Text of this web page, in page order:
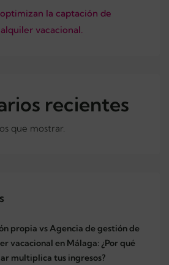
la captación de
vacacional.
recientes
que mostrar.
propia vs Agencia de gestión de
vacacional en Málaga: ¿Por qué
multiplica tus ingresos?